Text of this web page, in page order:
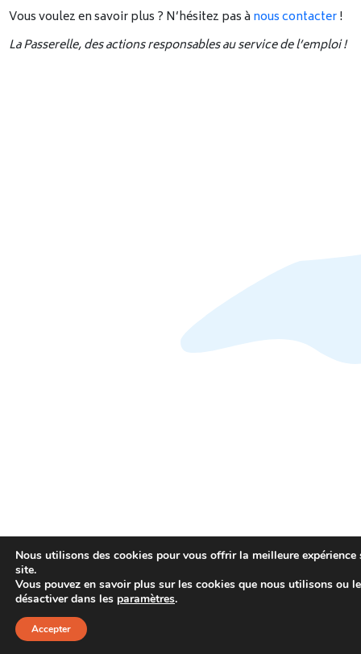
Vous voulez en savoir plus ? N’hésitez pas à nous contacter!
La Passerelle, des actions responsables au service de l’emploi !
Nous utilisons des cookies pour vous offrir la meilleure expérience
site.
Vous pouvez en savoir plus sur les cookies que nous utilisons ou
désactiver dans les paramètres.
Accepter